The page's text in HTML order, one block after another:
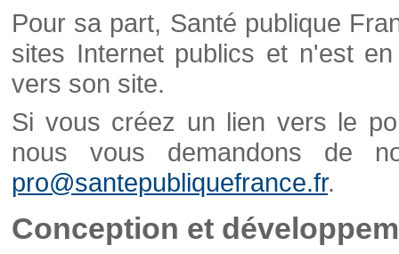
Pour sa part, Santé publique
sites Internet publics et n'est
vers son site.
Si vous créez un lien vers le
nous vous demandons de
pro@santepubliquefrance.fr.
Conception et